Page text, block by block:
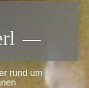
rund um